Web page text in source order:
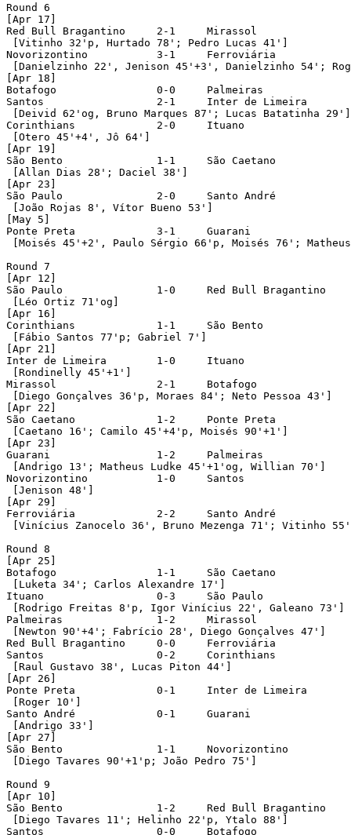
Round 6
[Apr 17]
Red Bull Bragantino	2-1	Mirassol
[Vitinho 32'p, Hurtado 78'; Pedro Lucas 41']
Novorizontino		3-1	Ferroviária
[Danielzinho 22', Jenison 45'+3', Danielzinho 54';
[Apr 18]
Botafogo		0-0	Palmeiras
Santos			2-1	Inter de Limeira
[Deivid 62'og, Bruno Marques 87'; Lucas Batatinha 29']
Corinthians		2-0	Ituano
[Otero 45'+4', Jô 64']
[Apr 19]
São Bento		1-1	São Caetano
[Allan Dias 28'; Daciel 38']
[Apr 23]
São Paulo		2-0	Santo André
[João Rojas 8', Vítor Bueno 53']
[May 5]
Ponte Preta		3-1	Guarani
[Moisés 45'+2', Paulo Sérgio 66'p, Moisés 76';
Round 7
[Apr 12]
São Paulo		1-0	Red Bull Bragantino
[Léo Ortiz 71'og]
[Apr 16]
Corinthians		1-1	São Bento
[Fábio Santos 77'p; Gabriel 7']
[Apr 21]
Inter de Limeira	1-0	Ituano
[Rondinelly 45'+1']
Mirassol		2-1	Botafogo
[Diego Gonçalves 36'p, Moraes 84'; Neto Pessoa 43']
[Apr 22]
São Caetano		1-2	Ponte Preta
[Caetano 16'; Camilo 45'+4'p, Moisés 90'+1']
[Apr 23]
Guarani			1-2	Palmeiras
[Andrigo 13'; Matheus Ludke 45'+1'og, Willian 70']
Novorizontino		1-0	Santos
[Jenison 48']
[Apr 29]
Ferroviária		2-2	Santo André
[Vinícius Zanocelo 36', Bruno Mezenga 71'; Vitinho
Round 8
[Apr 25]
Botafogo		1-1	São Caetano
[Luketa 34'; Carlos Alexandre 17']
Ituano			0-3	São Paulo
[Rodrigo Freitas 8'p, Igor Vinícius 22', Galeano 73']
Palmeiras		1-2	Mirassol
[Newton 90'+4'; Fabrício 28', Diego Gonçalves 47']
Red Bull Bragantino	0-0	Ferroviária
Santos			0-2	Corinthians
[Raul Gustavo 38', Lucas Piton 44']
[Apr 26]
Ponte Preta		0-1	Inter de Limeira
[Roger 10']
Santo André		0-1	Guarani
[Andrigo 33']
[Apr 27]
São Bento		1-1	Novorizontino
[Diego Tavares 90'+1'p; João Pedro 75']
Round 9
[Apr 10]
São Bento		1-2	Red Bull Bragantino
[Diego Tavares 11'; Helinho 22'p, Ytalo 88']
Santos			0-0	Botafogo